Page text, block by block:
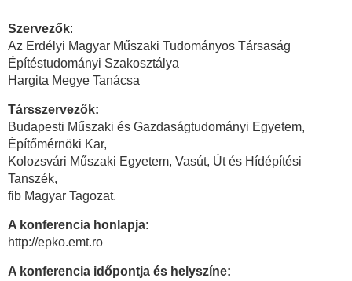
Szervezők:
Az Erdélyi Magyar Műszaki Tudományos Társaság
Építéstudományi Szakosztálya
Hargita Megye Tanácsa
Társszervezők:
Budapesti Műszaki és Gazdaságtudományi Egyetem,
Építőmérnöki Kar,
Kolozsvári Műszaki Egyetem, Vasút, Út és Hídépítési
Tanszék,
fib Magyar Tagozat.
A konferencia honlapja:
http://epko.emt.ro
A konferencia időpontja és helyszíne: